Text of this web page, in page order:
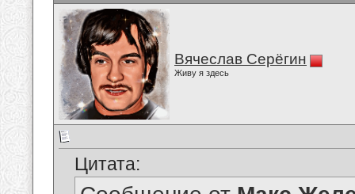
Вячеслав Серёгин
Живу я здесь
Цитата: